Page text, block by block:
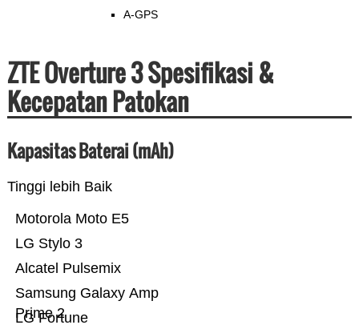
A-GPS
ZTE Overture 3 Spesifikasi &
Kecepatan Patokan
Kapasitas Baterai (mAh)
Tinggi lebih Baik
LG Fortune
Samsung Galaxy Amp
Prime 2
Alcatel Pulsemix
LG Stylo 3
Motorola Moto E5